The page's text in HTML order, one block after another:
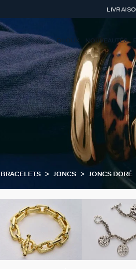
NOUVEAUTÉS
BRACELETS JONCS JONCS DORÉ